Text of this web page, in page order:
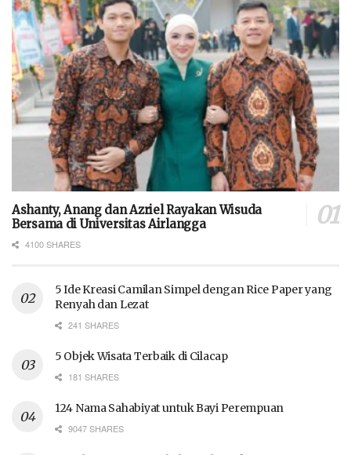
Ashanty, Anang dan Azriel Rayakan Wisuda
Bersama di Universitas Airlangga
4100 SHARES
5 Ide Kreasi Camilan Simpel dengan Rice Paper yang
Renyah dan Lezat
241 SHARES
5 Objek Wisata Terbaik di Cilacap
181 SHARES
124 Nama Sahabiyat untuk Bayi Perempuan
9047 SHARES